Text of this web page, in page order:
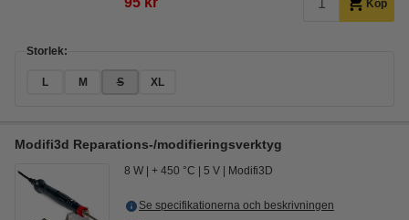
Köp
Storlek:
L M S XL
Modifi3d Reparations-/modifieringsverktyg
8 W + 450 °C 5 V Modifi3D
Se specifikationerna och beskrivningen